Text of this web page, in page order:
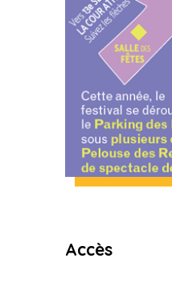
Accès